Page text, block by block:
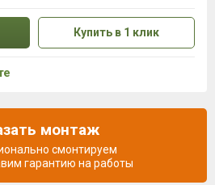
Купить в 1 клик
монтаж
смонтируем
гарантию на работы